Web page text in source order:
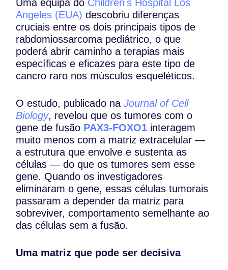
Uma equipa do Children’s Hospital Los
Angeles (EUA) descobriu diferenças
cruciais entre os dois principais tipos de
rabdomiossarcoma pediátrico, o que
poderá abrir caminho a terapias mais
específicas e eficazes para este tipo de
cancro raro nos músculos esqueléticos.
O estudo, publicado naJournal of Cell
Biology, revelou que os tumores com o
gene de fusão PAX3-FOXO1 interagem
muito menos com a matriz extracelular —
a estrutura que envolve e sustenta as
células — do que os tumores sem esse
gene. Quando os investigadores
eliminaram o gene, essas células tumorais
passaram a depender da matriz para
sobreviver, comportamento semelhante ao
das células sem a fusão.
Uma matriz que pode ser decisiva